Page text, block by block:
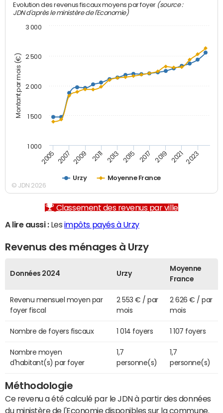
Montant par mois (€)
Evolution des revenus fiscaux moyens par foyer (source :
JDN d'après le ministère de l'Economie)
Urzy Moyenne France
2005 2007 2009 2011 2013 2015 2017 2019 2021 2023
1 000
1 500
2 000
2 500
3 000
© JDN 2026
Classement des revenus par ville
A lire aussi :Les impôts payés à Urzy
Revenus des ménages à Urzy
Données 2024 Urzy
Moyenne
France
Revenu mensuel moyen par
foyer fiscal
2 553 € / par
mois
2 626 € / par
mois
Nombre de foyers fiscaux 1 014 foyers 1 107 foyers
Nombre moyen
d'habitant(s) par foyer
1,7
personne(s)
1,7
personne(s)
Méthodologie
Ce revenu a été calculé par le JDN à partir des données
du ministère de l'Economie disponibles sur la commune.